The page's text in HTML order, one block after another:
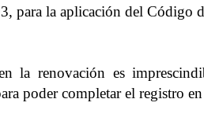
para la aplicación del Código
la renovación es
poder completar el registro